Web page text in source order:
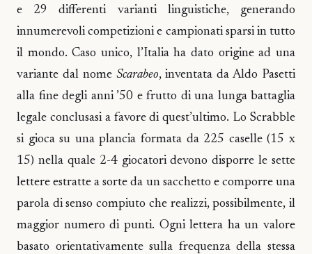
e 29 differenti varianti linguistiche, generando
innumerevoli competizioni e campionati sparsi in tutto
il mondo. Caso unico, l’Italia ha dato origine ad una
variante dal nome Scarabeo, inventata da Aldo Pasetti
alla fine degli anni ’50 e frutto di una lunga battaglia
legale conclusasi a favore di quest’ultimo. Lo Scrabble
si gioca su una plancia formata da 225 caselle (15 x
15) nella quale 2-4 giocatori devono disporre le sette
lettere estratte a sorte da un sacchetto e comporre una
parola di senso compiuto che realizzi, possibilmente, il
maggior numero di punti. Ogni lettera ha un valore
basato orientativamente sulla frequenza della stessa